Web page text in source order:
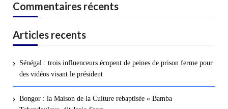
Commentaires récents
Articles recents
Sénégal : trois influenceurs écopent de peines de prison ferme pour
des vidéos visant le président
Bongor : la Maison de la Culture rebaptisée « Bamba